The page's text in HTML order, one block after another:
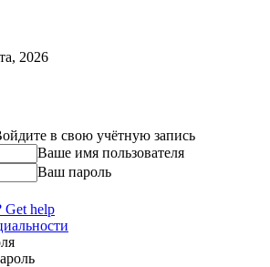
2026
в свою учётную запись
Ваше имя пользователя
Ваш пароль
Get help